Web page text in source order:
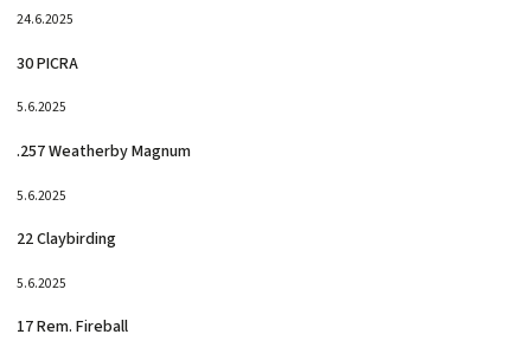
24.6.2025
30 PICRA
5.6.2025
.257 Weatherby Magnum
5.6.2025
22 Claybirding
5.6.2025
17 Rem. Fireball